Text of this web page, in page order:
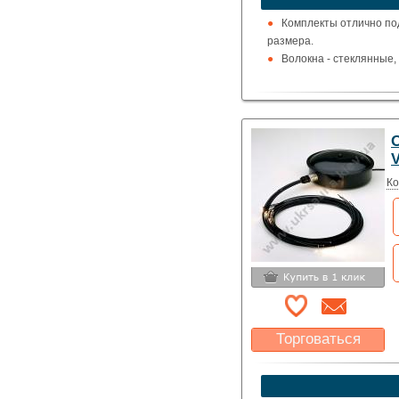
Комплекты отлично
размера.
Волокна -
Торговаться
Какая цена Вас
устроит?